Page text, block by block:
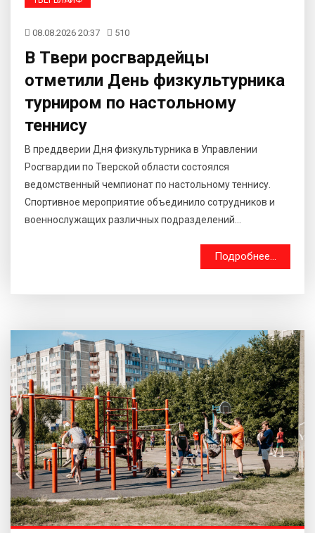
08.08.2026 20:37 510
В Твери росгвардейцы
отметили День физкультурника
турниром по настольному
теннису
В преддверии Дня физкультурника в Управлении
Росгвардии по Тверской области состоялся
ведомственный чемпионат по настольному теннису.
Спортивное мероприятие объединило сотрудников и
военнослужащих различных подразделений...
Подробнее...